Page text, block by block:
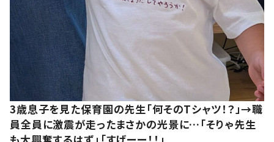
3歳息子を見た保育園の先生「何そのTシャツ！？」→職
員全員に激震が走ったまさかの光景に…「そりゃ先生